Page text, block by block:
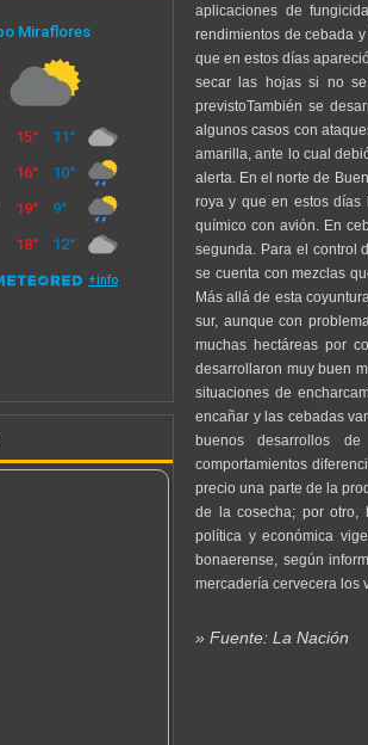
aplicaciones de
rendimientos de cebada
que en estos días
secar las hojas si no
previstoTambién se
algunos casos con
amarilla, ante lo cual
alerta. En el norte de
roya y que en estos días
químico con avión. En
segunda. Para el control
se cuenta con mezclas
Más allá de esta
sur, aunque con
muchas hectáreas por
desarrollaron muy buen
situaciones de
encañar y las cebadas
buenos desarrollos
comportamientos
precio una parte de la
de la cosecha; por otro,
política y económica
bonaerense, según
mercadería cervecera los
» Fuente: La Nación